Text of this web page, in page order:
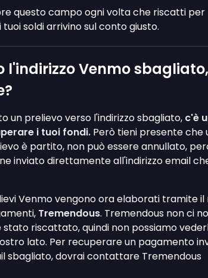
questo campo ogni volta che riscatti per
soldi arrivino sul conto giusto.
l'indirizzo Venmo
un prelievo verso l'indirizzo sbagliato, c'è
i tuoi fondi. Però tieni presente che
è partito, non può essere annullato,
inviato direttamente all'indirizzo email
Venmo vengono ora elaborati tramite
Tremendous. Tremendous non ci
stato riscattato, quindi non possiamo
lato. Per recuperare un pagamento
sbagliato, dovrai contattare Tremendous